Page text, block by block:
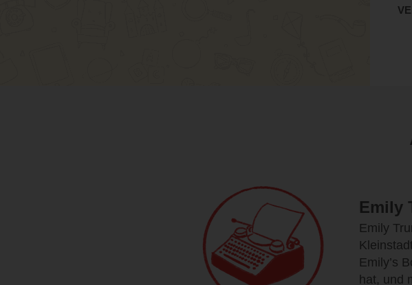
Emily
Emily
Emily’s
hat, und